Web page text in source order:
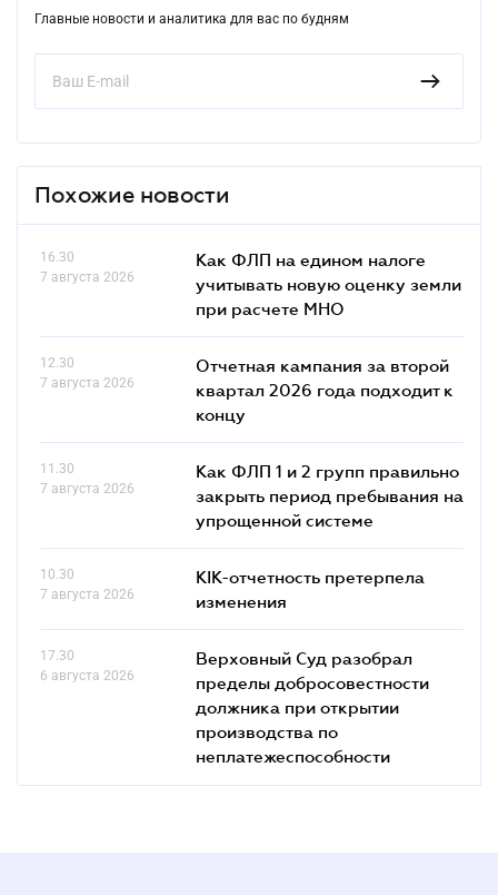
Главные новости и аналитика для вас по будням
Похожие новости
16.30
7 августа 2026
Как ФЛП на едином налоге
учитывать новую оценку земли
при расчете МНО
12.30
7 августа 2026
Отчетная кампания за второй
квартал 2026 года подходит к
концу
11.30
7 августа 2026
Как ФЛП 1 и 2 групп правильно
закрыть период пребывания на
упрощенной системе
10.30
7 августа 2026
КІК-отчетность претерпела
изменения
17.30
6 августа 2026
Верховный Суд разобрал
пределы добросовестности
должника при открытии
производства по
неплатежеспособности